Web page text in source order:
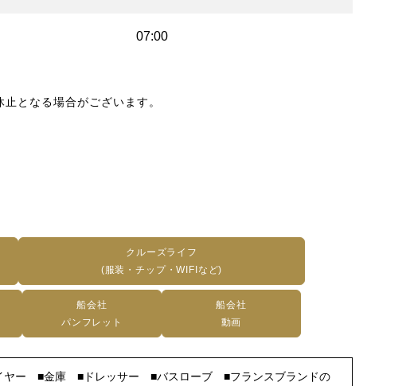
07:00
となる場合がございます。
クルーズライフ
(服装・チップ・WIFIなど)
船会社
パンフレット
船会社
動画
ー ■金庫 ■ドレッサー ■バスローブ ■フランスブランドの